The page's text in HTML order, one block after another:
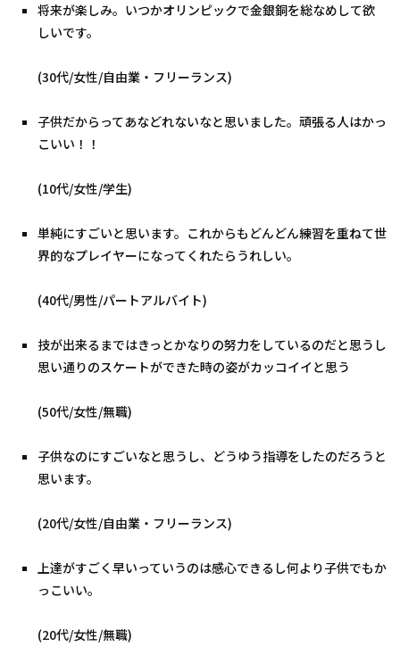
将来が楽しみ。いつかオリンピックで金銀銅を総なめして欲
しいです。
(30代/女性/自由業・フリーランス)
子供だからってあなどれないなと思いました。頑張る人はかっ
こいい！！
(10代/女性/学生)
単純にすごいと思います。これからもどんどん練習を重ねて世
界的なプレイヤーになってくれたらうれしい。
(40代/男性/パートアルバイト)
技が出来るまではきっとかなりの努力をしているのだと思うし
思い通りのスケートができた時の姿がカッコイイと思う
(50代/女性/無職)
子供なのにすごいなと思うし、どうゆう指導をしたのだろうと
思います。
(20代/女性/自由業・フリーランス)
上達がすごく早いっていうのは感心できるし何より子供でもか
っこいい。
(20代/女性/無職)